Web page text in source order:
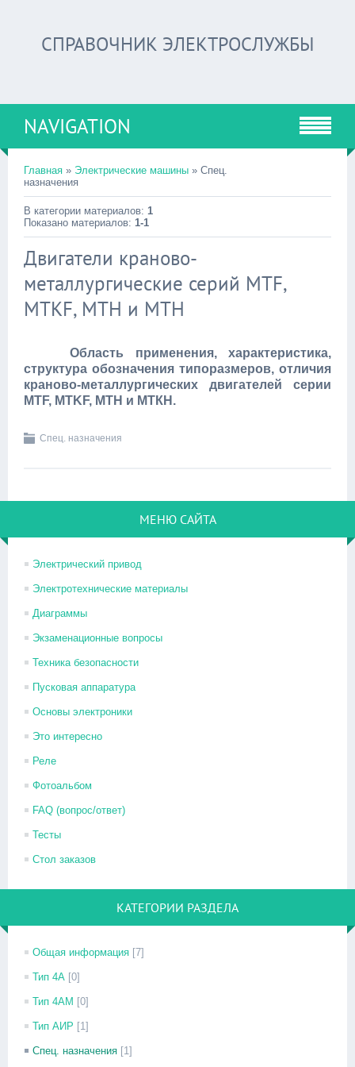
СПРАВОЧНИК ЭЛЕКТРОСЛУЖБЫ
NAVIGATION
Главная » Электрические машины » Спец.
назначения
В категории материалов: 1
Показано материалов: 1-1
Двигатели краново-
металлургические серий MTF,
MTKF, MTH и МТН
Область применения, характеристика,
структура обозначения типоразмеров, отличия
краново-металлургических двигателей серии
MTF, MTKF, MTH и МТКН.
Спец. назначения
МЕНЮ САЙТА
Электрический привод
Электротехнические материалы
Диаграммы
Экзаменационные вопросы
Техника безопасности
Пусковая аппаратура
Основы электроники
Это интересно
Реле
Фотоальбом
FAQ (вопрос/ответ)
Тесты
Стол заказов
КАТЕГОРИИ РАЗДЕЛА
Общая информация [7]
Тип 4А [0]
Тип 4АМ [0]
Тип АИР [1]
Спец. назначения [1]